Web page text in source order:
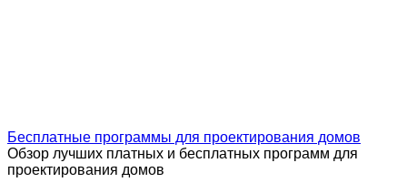
Бесплатные программы для проектирования домов
Обзор лучших платных и бесплатных программ для
проектирования домов